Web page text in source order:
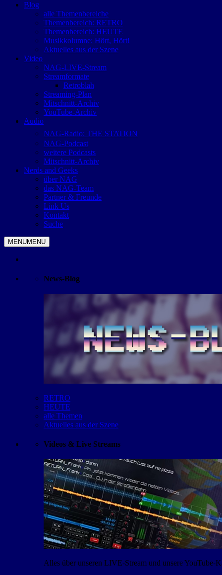
Blog
alle Themenbereiche
Themenbereich: RETRO
Themenbereich: HEUTE
Musikkolumne: Hört, Hört!
Aktuelles aus der Szene
Video
NAG-LIVE-Stream
Streamformate
Retroblah
Streaming-Plan
Mitschnitt-Archiv
YouTube-Archiv
Audio
NAG-Radio: THE STATION
NAG-Podcast
weitere Podcasts
Mitschnitt-Archiv
Nerds and Geeks
über NAG
das NAG-Team
Partner & Freunde
Link Us
Kontakt
Suche
MENUMENU
News-Blog
RETRO
HEUTE
alle Themen
Aktuelles aus der Szene
Videos & Live Streams
Alles über unseren LIVE-Stream und unsere YouTube-